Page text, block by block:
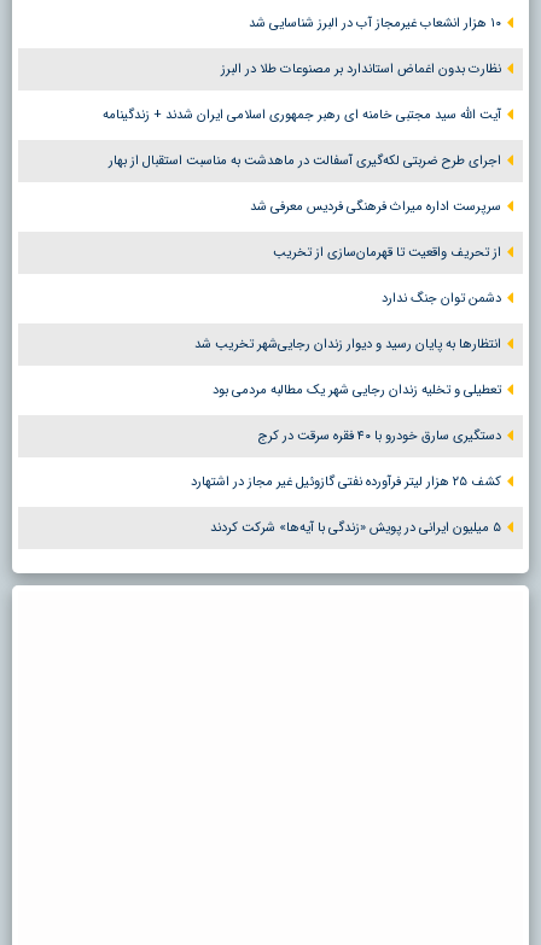
۱۰ هزار انشعاب غیرمجاز آب در البرز شناسایی شد
نظارت بدون اغماض استاندارد بر مصنوعات طلا در البرز
آیت الله سید مجتبی خامنه ای رهبر جمهوری اسلامی ایران شدند + زندگینامه
اجرای طرح ضربتی لکه‌گیری آسفالت در ماهدشت به مناسبت استقبال از بهار
سرپرست اداره میراث فرهنگی فردیس معرفی شد
از تحریف واقعیت تا قهرمان‌سازی از تخریب
دشمن توان جنگ ندارد
انتظارها به پایان رسید و دیوار زندان رجایی‌شهر تخریب شد
تعطیلی و تخلیه زندان رجایی شهر یک مطالبه مردمی بود
دستگیری سارق خودرو با ۴۰ فقره سرقت در کرج
کشف ۲۵ هزار لیتر فرآورده نفتی گازوئیل غیر مجاز در اشتهارد
۵ میلیون ایرانی در پویش «زندگی با آیه‌ها» شرکت کردند